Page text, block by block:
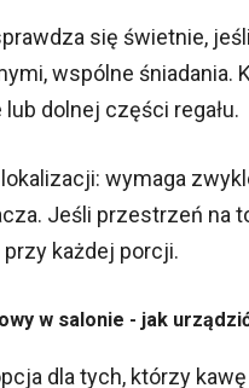
się świetnie,
wspólne śniadania.
lub dolnej części regału.
wymaga
Jeśli przestrzeń na
każdej porcji.
w salonie - jak
dla tych, którzy